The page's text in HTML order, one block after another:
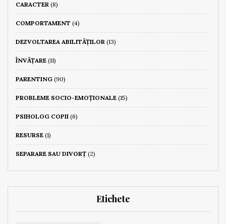
CARACTER (8)
COMPORTAMENT (4)
DEZVOLTAREA ABILITĂȚILOR (13)
ÎNVĂȚARE (11)
PARENTING (90)
PROBLEME SOCIO-EMOȚIONALE (15)
PSIHOLOG COPII (6)
RESURSE (1)
SEPARARE SAU DIVORȚ (2)
Etichete